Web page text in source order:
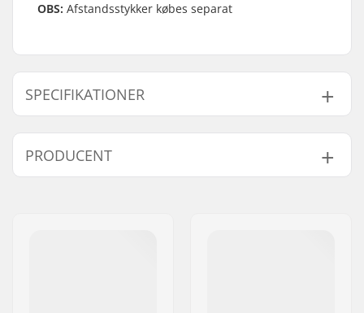
OBS: Afstandsstykker købes separat
SPECIFIKATIONER
Hjuldiameter: 78mm
PRODUCENT